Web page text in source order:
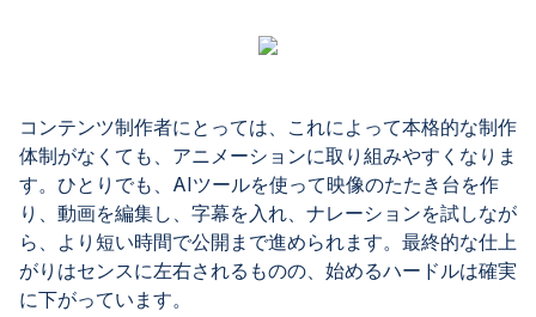
コンテンツ制作者にとっては、これによって本格的な制作
体制がなくても、アニメーションに取り組みやすくなりま
す。ひとりでも、AIツールを使って映像のたたき台を作
り、動画を編集し、字幕を入れ、ナレーションを試しなが
ら、より短い時間で公開まで進められます。最終的な仕上
がりはセンスに左右されるものの、始めるハードルは確実
に下がっています。